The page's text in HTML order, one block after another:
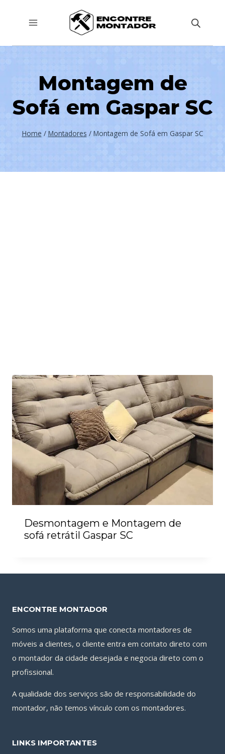
Montagem de
Sofá em Gaspar SC
Home / Montadores / Montagem de Sofá em Gaspar SC
Desmontagem e Montagem de
sofá retrátil Gaspar SC
ENCONTRE MONTADOR
Somos uma plataforma que conecta montadores de
móveis a clientes, o cliente entra em contato direto com
o montador da cidade desejada e negocia direto com o
profissional.
A qualidade dos serviços são de responsabilidade do
montador, não temos vínculo com os montadores.
LINKS IMPORTANTES